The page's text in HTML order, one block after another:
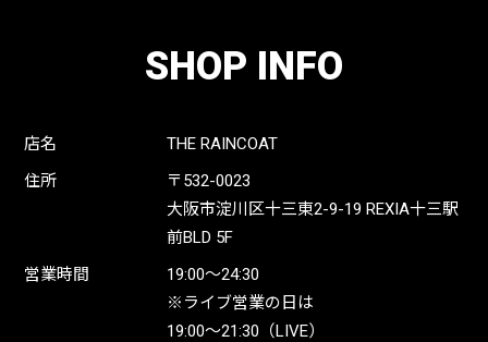
SHOP INFO
店名
THE RAINCOAT
住所
〒532-0023
大阪市淀川区十三東2-9-19 REXIA十三駅
前BLD 5F
営業時間
19:00〜24:30
※ライブ営業の日は
19:00〜21:30（LIVE）